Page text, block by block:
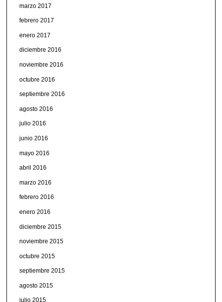
marzo 2017
febrero 2017
enero 2017
diciembre 2016
noviembre 2016
octubre 2016
septiembre 2016
agosto 2016
julio 2016
junio 2016
mayo 2016
abril 2016
marzo 2016
febrero 2016
enero 2016
diciembre 2015
noviembre 2015
octubre 2015
septiembre 2015
agosto 2015
julio 2015